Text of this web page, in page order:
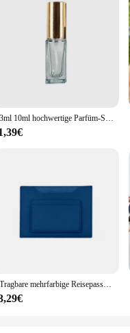
3ml 10ml hochwertige Parfüm-Sprüh flasche leeres Glas Parfum Zerstäuber Reise Kosmetik flasche Probe Fläschchen nachfüllbar Mini
Tragbare mehrfarbige Reisepasshülle mit mehreren Steckplätzen, wasserdichter Kartenhalter, große Kapazität, PU-Reisepass-Tasche, Unisex